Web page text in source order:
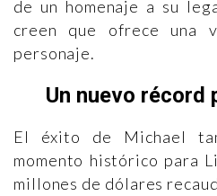
de un homenaje a su
creen que ofrece una
personaje.
Un nuevo récord
El éxito de Michael
momento histórico para
millones de dólares